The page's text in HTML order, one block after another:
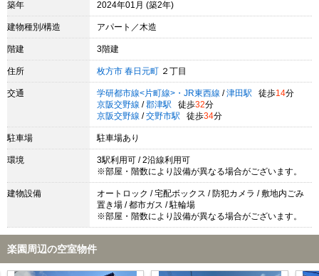
築年 2024年01月 (築2年)
建物種別/構造 アパート／木造
階建 3階建
住所 枚方市 春日元町 ２丁目
交通 学研都市線<片町線>・JR東西線 / 津田駅 徒歩14分
京阪交野線 / 郡津駅 徒歩32分
京阪交野線 / 交野市駅 徒歩34分
駐車場 駐車場あり
環境
3駅利用可 / 2沿線利用可
※部屋・階数により設備が異なる場合がございます。
建物設備
オートロック / 宅配ボックス / 防犯カメラ / 敷地内ごみ
置き場 / 都市ガス / 駐輪場
※部屋・階数により設備が異なる場合がございます。
楽園周辺の空室物件